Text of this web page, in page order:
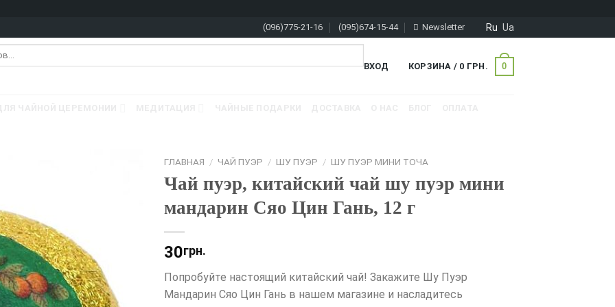
(096)775-21-16 (095)674-15-44 Newsletter Ru Ua
ВХОД КОРЗИНА / 0 ГРН. 0
ГЛАВНАЯ / ЧАЙ ПУЭР / ШУ ПУЭР / ШУ ПУЭР МИНИ ТОЧА
Чай пуэр, китайский чай шу пуэр мини
мандарин Сяо Цин Гань, 12 г
30грн.
Попробуйте настоящий китайский чай! Закажите Шу Пуэр
Мандарин Сяо Цин Гань в нашем магазине и насладитесь